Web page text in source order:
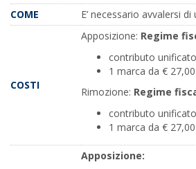
COME
E’ necessario avvalersi di
COSTI
Apposizione: Regime
contributo
1 marca da € 27,00
Rimozione: Regime
contributo
1 marca da € 27,00
Apposizione: